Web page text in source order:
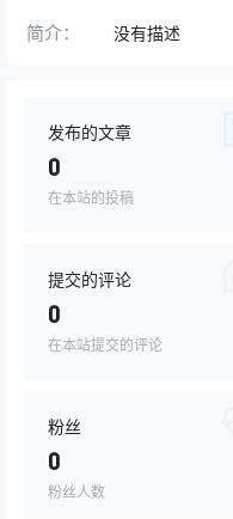
简介： 没有描述
发布的文章
0
在本站的投稿
提交的评论
0
在本站提交的评论
粉丝
0
粉丝人数